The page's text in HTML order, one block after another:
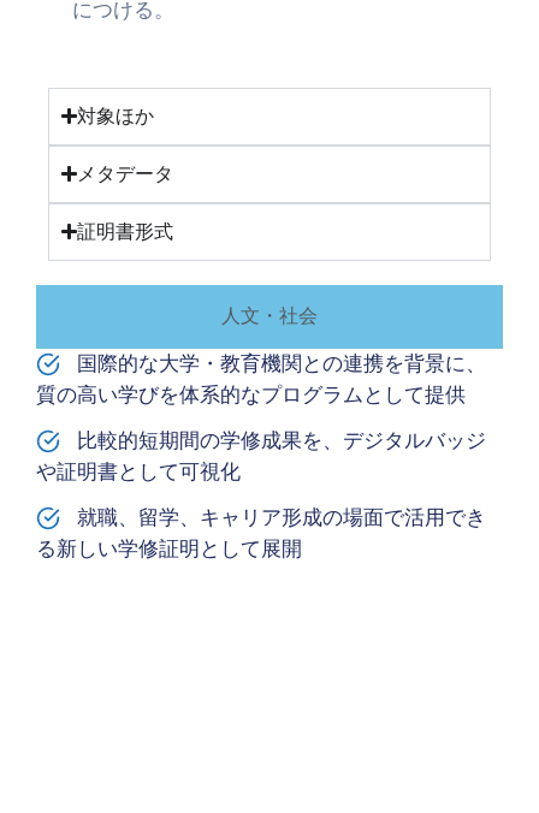
人文・社会
につける。
対象ほか
メタデータ
証明書形式
国際的な大学・教育機関との連携を背景に、
質の高い学びを体系的なプログラムとして提供
比較的短期間の学修成果を、デジタルバッジ
や証明書として可視化
就職、留学、キャリア形成の場面で活用でき
る新しい学修証明として展開